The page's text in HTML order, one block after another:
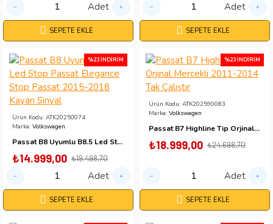
Adet
SEPETE EKLE
Adet
SEPETE EKLE
%23 İNDIRIM
Ürün Kodu: ATK20250074
Marka: Volkswagen
Passat B8 Uyumlu B8.5 Led Stop Passat Elegance Stop Passat 2015-2018 Kayan Sinyal
₺14.999,00 ₺19.498,70
Adet
SEPETE EKLE
%23 İNDIRIM
Ürün Kodu: ATK202590083
Marka: Volkswagen
Passat B7 Highline Tip Orjinal Mercekli 2011-2014 Tak Çalıştır
₺18.999,00 ₺24.698,70
Adet
SEPETE EKLE